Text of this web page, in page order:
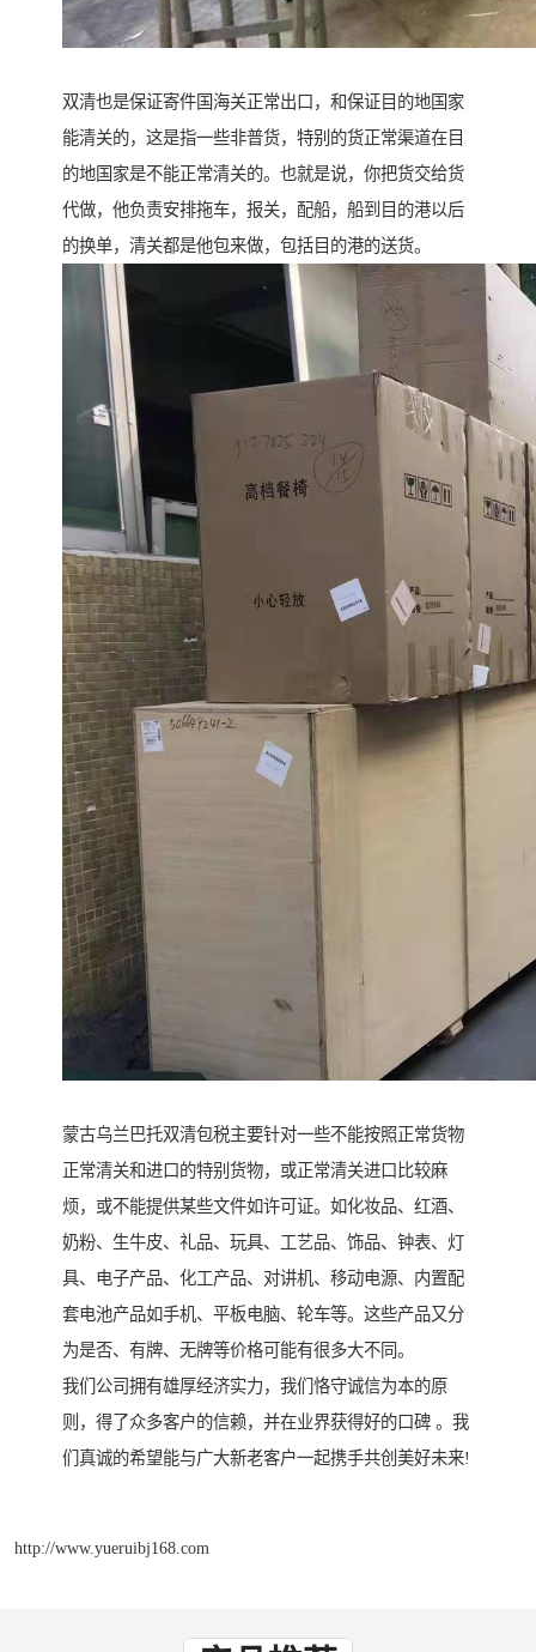
双清也是保证寄件国海关正常出口，和保证目的地国家
能清关的，这是指一些非普货，特别的货正常渠道在目
的地国家是不能正常清关的。也就是说，你把货交给货
代做，他负责安排拖车，报关，配船，船到目的港以后
的换单，清关都是他包来做，包括目的港的送货。
蒙古乌兰巴托双清包税主要针对一些不能按照正常货物
正常清关和进口的特别货物，或正常清关进口比较麻
烦，或不能提供某些文件如许可证。如化妆品、红酒、
奶粉、生牛皮、礼品、玩具、工艺品、饰品、钟表、灯
具、电子产品、化工产品、对讲机、移动电源、内置配
套电池产品如手机、平板电脑、轮车等。这些产品又分
为是否、有牌、无牌等价格可能有很多大不同。
我们公司拥有雄厚经济实力，我们恪守诚信为本的原
则，得了众多客户的信赖，并在业界获得好的口碑 。我
们真诚的希望能与广大新老客户一起携手共创美好未来!
http://www.yueruibj168.com